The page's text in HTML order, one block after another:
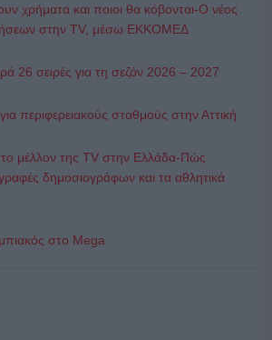
χρήματα και ποιοι θα κόβονται-Ο νέος
στην TV, μέσω ΕΚΚΟΜΕΔ
26 σειρές για τη σεζόν 2026 – 2027
περιφερειακούς σταθμούς στην Αττική
μέλλον της TV στην Ελλάδα-Πώς
δημοσιογράφων και τα αθλητικά
στο Mega